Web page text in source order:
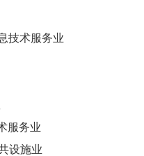
技术服务业
服务业
设施业